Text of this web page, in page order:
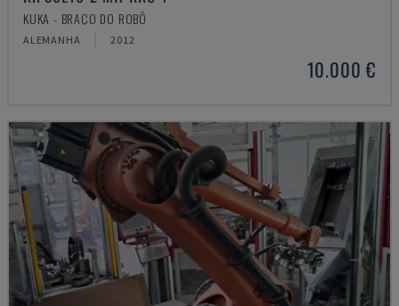
KUKA - BRAÇO DO ROBÔ
ALEMANHA 2012
10.000 €